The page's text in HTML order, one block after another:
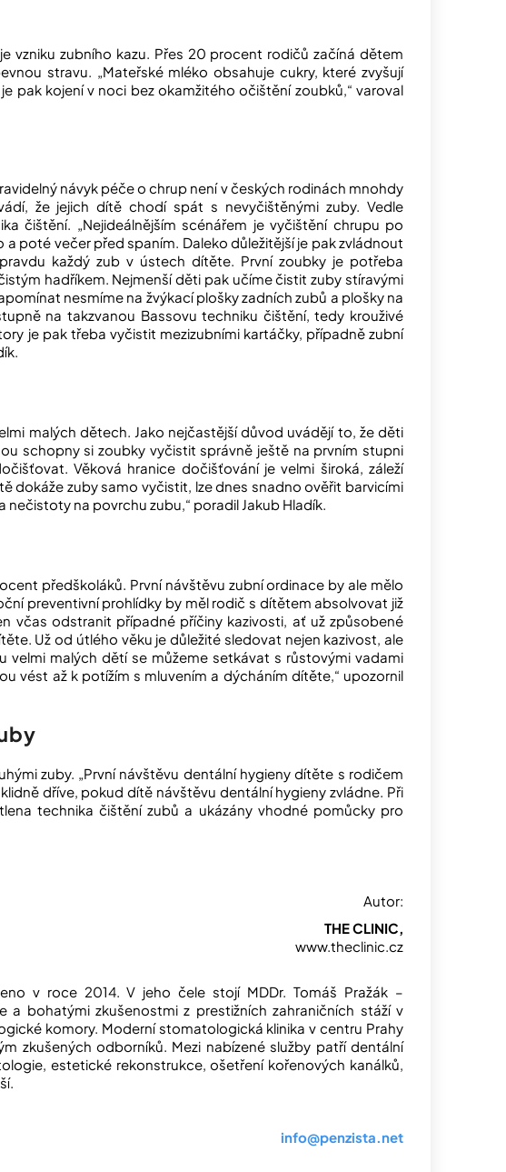
vzniku zubního kazu. Přes 20 procent rodičů začíná dětem
stravu. „Mateřské mléko obsahuje cukry, které zvyšují
pak kojení v noci bez okamžitého očištění zoubků,“ varoval
návyk péče o chrup není v českých rodinách mnohdy
že jejich dítě chodí spát s nevyčištěnými zuby. Vedle
čištění. „Nejideálnějším scénářem je vyčištění chrupu po
poté večer před spaním. Daleko důležitější je pak zvládnout
každý zub v ústech dítěte. První zoubky je potřeba
hadříkem. Nejmenší děti pak učíme čistit zuby stíravými
nesmíme na žvýkací plošky zadních zubů a plošky na
na takzvanou Bassovu techniku čištění, tedy krouživé
je pak třeba vyčistit mezizubními kartáčky, případně zubní
malých dětech. Jako nejčastější důvod uvádějí to, že děti
schopny si zoubky vyčistit správně ještě na prvním stupni
Věková hranice dočišťování je velmi široká, záleží
dokáže zuby samo vyčistit, lze dnes snadno ověřit barvicími
na povrchu zubu,“ poradil Jakub Hladík.
předškoláků. První návštěvu zubní ordinace by ale mělo
preventivní prohlídky by měl rodič s dítětem absolvovat již
včas odstranit případné příčiny kazivosti, ať už způsobené
Už od útlého věku je důležité sledovat nejen kazivost, ale
velmi malých dětí se můžeme setkávat s růstovými vadami
vést až k potížím s mluvením a dýcháním dítěte,“ upozornil
zuby. „První návštěvu dentální hygieny dítěte s rodičem
dříve, pokud dítě návštěvu dentální hygieny zvládne. Při
technika čištění zubů a ukázány vhodné pomůcky pro
Autor:
THE CLINIC,
www.theclinic.cz
v roce 2014. V jeho čele stojí MDDr. Tomáš Pražák –
bohatými zkušenostmi z prestižních zahraničních stáží v
komory. Moderní stomatologická klinika v centru Prahy
zkušených odborníků. Mezi nabízené služby patří dentální
estetické rekonstrukce, ošetření kořenových kanálků,
info@penzista.net